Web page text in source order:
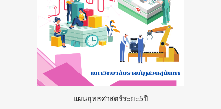
แผนยุทธศาสตร์ระยะ5ปี